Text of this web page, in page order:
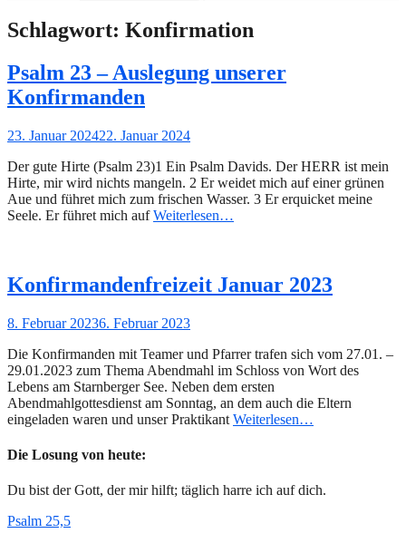
Schlagwort: Konfirmation
Psalm 23 – Auslegung unserer
Konfirmanden
Gepostet
23. Januar 202422. Januar 2024
Der gute Hirte (Psalm 23)1 Ein Psalm Davids. Der HERR ist mein
Hirte, mir wird nichts mangeln. 2 Er weidet mich auf einer grünen
Aue und führet mich zum frischen Wasser. 3 Er erquicket meine
Seele. Er führet mich aufWeiterlesen…
Konfirmandenfreizeit Januar 2023
Gepostet
8. Februar 20236. Februar 2023
Die Konfirmanden mit Teamer und Pfarrer trafen sich vom 27.01. –
29.01.2023 zum Thema Abendmahl im Schloss von Wort des
Lebens am Starnberger See. Neben dem ersten
Abendmahlgottesdienst am Sonntag, an dem auch die Eltern
eingeladen waren und unser Praktikant Weiterlesen…
Die Losung von heute:
Du bist der Gott, der mir hilft; täglich harre ich auf dich.
Psalm 25,5